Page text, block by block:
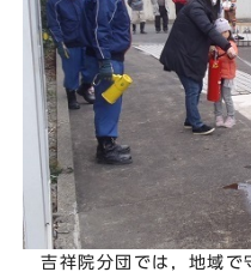
吉祥院分団では，地域で